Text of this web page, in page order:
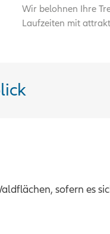
Wir belohnen Ihre
Laufzeiten mit
sofern es